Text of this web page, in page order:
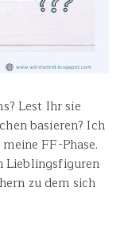
Lest Ihr sie
basieren? Ich
FF-Phase.
Lieblingsfiguren
zu dem sich